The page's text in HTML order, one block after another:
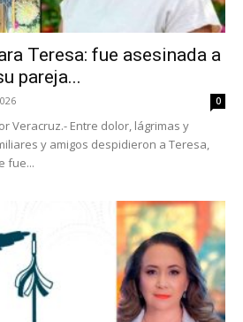
Teresa: fue asesinada a
pareja...
0
Veracruz.- Entre dolor, lágrimas y
y amigos despidieron a Teresa,
fue...